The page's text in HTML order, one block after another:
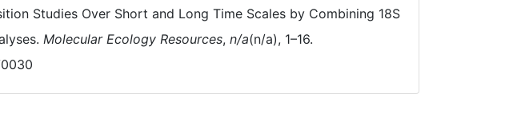
Studies Over Short and Long Time Scales by Combining 18S
Molecular Ecology Resources, n/a(n/a), 1–16.